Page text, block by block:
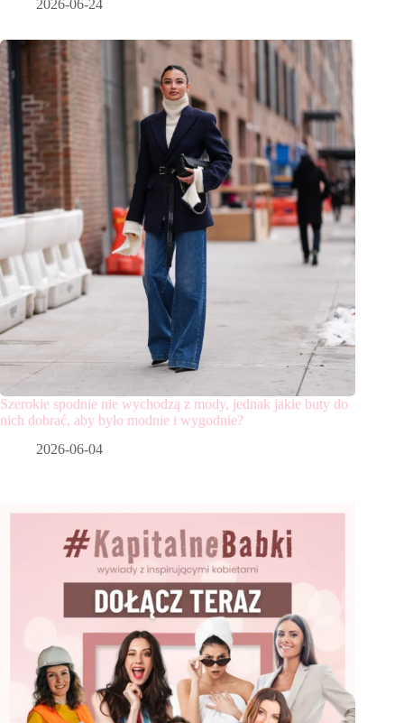
2026-06-24
Szerokie spodnie nie wychodzą z mody, jednak jakie buty do
nich dobrać, aby było modnie i wygodnie?
2026-06-04